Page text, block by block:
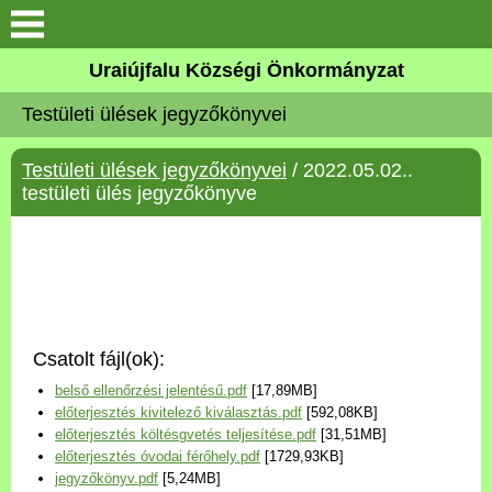
Köszöntő
Elérhetőségek
Uraiújfalu
Választási információk
Versenyképes Járások
Program
Uraiújfalu Községi Önkormányzat
Testületi ülések jegyzőkönyvei
Testületi ülések jegyzőkönyvei / 2022.05.02..
testületi ülés jegyzőkönyve
Csatolt fájl(ok):
belső ellenőrzési jelentésű.pdf [17,89MB]
előterjesztés kivitelező kiválasztás.pdf [592,08KB]
előterjesztés költésgvetés teljesítése.pdf [31,51MB]
előterjesztés óvodai férőhely.pdf [1729,93KB]
jegyzőkönyv.pdf [5,24MB]